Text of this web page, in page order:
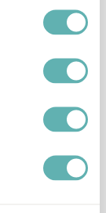
8720143514753